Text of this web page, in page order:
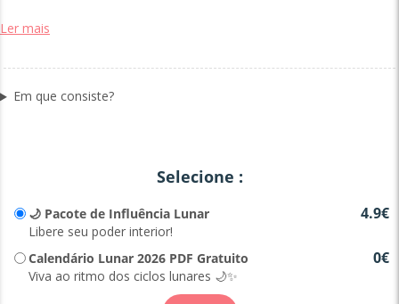
Ler mais
Em que consiste?
Selecione :
🌙 Pacote de Influência Lunar
Libere seu poder interior!
4.9€
Calendário Lunar 2026 PDF Gratuito
Viva ao ritmo dos ciclos lunares 🌙✨
0€